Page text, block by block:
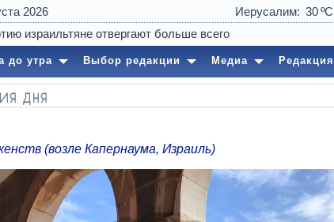
2026 Иерусалим 30
до утра Выбор редакции Медиа Редакция
ДНЯ
(возле Капернаума, Израиль)